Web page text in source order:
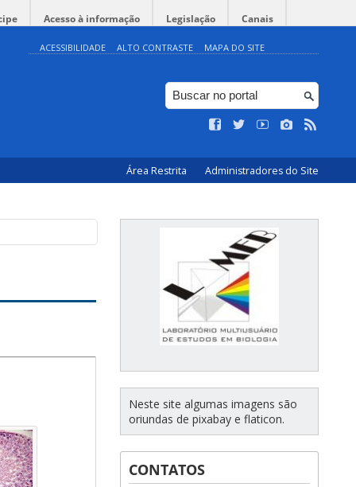
Acesso à informação Legislação Canais
ACESSIBILIDADE ALTO CONTRASTE MAPA DO SITE
Área Restrita Administradores do Site
Neste site algumas imagens são
oriundas de pixabay e flaticon.
CONTATOS